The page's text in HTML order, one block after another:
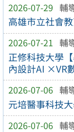
2026-07-29 輔
高雄市立社會
2026-07-21 輔
正修科技大學
內設計AI ×VR
2026-07-06 輔
元培醫事科技
2026-07-06 輔